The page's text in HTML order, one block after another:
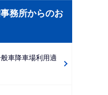
務所からのお
車降車場利用適